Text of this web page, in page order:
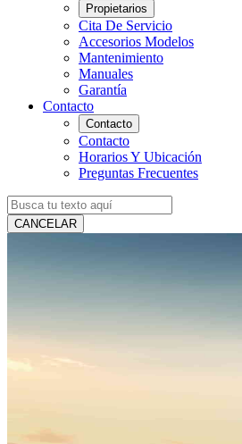
Propietarios
Cita De Servicio
Accesorios Modelos
Mantenimiento
Manuales
Garantía
Contacto
Contacto
Contacto
Horarios Y Ubicación
Preguntas Frecuentes
CANCELAR